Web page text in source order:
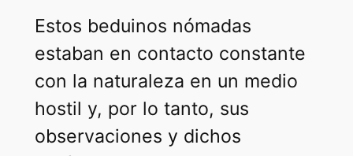
Estos beduinos nómadas
estaban en contacto constante
con la naturaleza en un medio
hostil y, por lo tanto, sus
observaciones y dichos